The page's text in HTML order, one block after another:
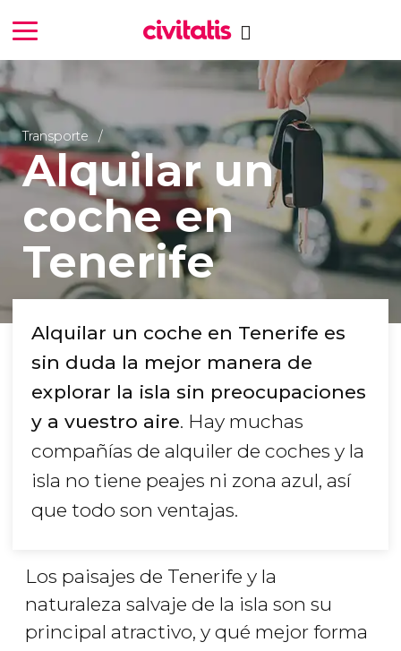
Transporte
Alquilar un
coche en
Tenerife
Alquilar un coche en Tenerife es
sin duda la mejor manera de
explorar la isla sin preocupaciones
y a vuestro aire. Hay muchas
compañías de alquiler de coches y la
isla no tiene peajes ni zona azul, así
que todo son ventajas.
Los paisajes de Tenerife y la
naturaleza salvaje de la isla son su
principal atractivo, y qué mejor forma